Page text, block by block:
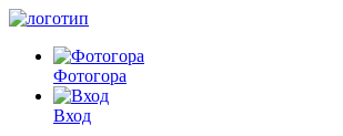
Фотогора
Вход